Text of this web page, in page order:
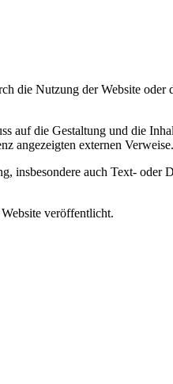
die Nutzung der Website
die Gestaltung und die
angezeigten externen Verweise.
insbesondere auch Text- oder
veröffentlicht.